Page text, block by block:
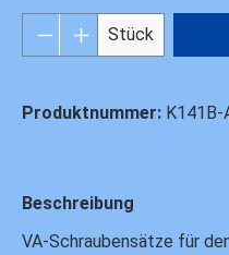
Produkt Anzahl:
Stück
Produktnummer: K141B-
Beschreibung
VA-Schraubensätze für